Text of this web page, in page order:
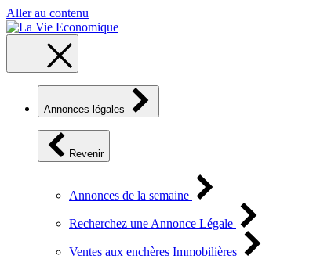
Aller au contenu
Annonces légales
Revenir
Annonces de la semaine
Recherchez une Annonce Légale
Ventes aux enchères Immobilières